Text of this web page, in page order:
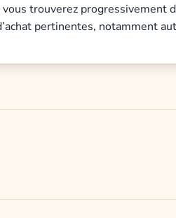
trouverez progressivement
pertinentes, notamment